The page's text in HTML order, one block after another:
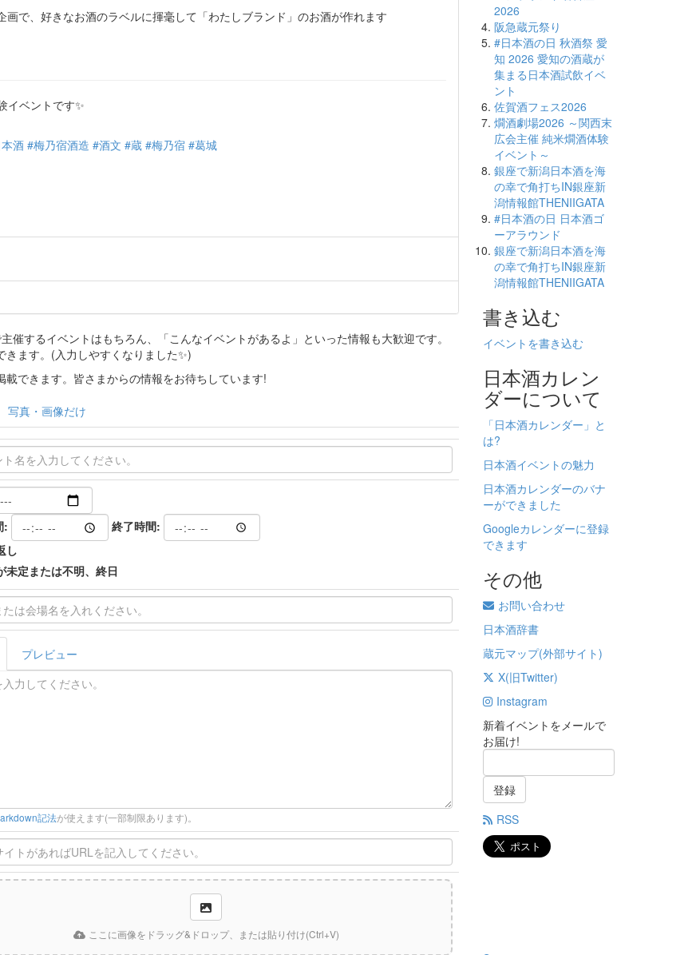
で、好きなお酒のラベルに揮毫して「わたしブランド」のお酒が作れます
イベントです✨
酒#梅乃宿酒造 #酒文 #蔵 #梅乃宿 #葛城
催するイベントはもちろん、「こんなイベントがあるよ」といった情報も大歓迎です。
ます。(入力しやすくなりました✨)
できます。皆さまからの情報をお待ちしています!
写真・画像だけ
:
終了時間:
し
未定または不明、終日
プレビュー
記法が使えます(一部制限あります)。
ここに画像をドラッグ&ドロップ、または貼り付け(Ctrl+V)
2026
阪急蔵元祭り
#日本酒の日 秋酒祭 愛
知 2026 愛知の酒蔵が
集まる日本酒試飲イベ
ント
佐賀酒フェス2026
燗酒劇場2026 ～関西末
広会主催 純米燗酒体験
イベント～
銀座で新潟日本酒を海
の幸で角打ちIN銀座新
潟情報館THENIIGATA
#日本酒の日 日本酒ゴ
ーアラウンド
銀座で新潟日本酒を海
の幸で角打ちIN銀座新
潟情報館THENIIGATA
書き込む
イベントを書き込む
日本酒カレン
ダーについて
「日本酒カレンダー」と
は?
日本酒イベントの魅力
日本酒カレンダーのバナ
ーができました
Googleカレンダーに登録
できます
その他
お問い合わせ
日本酒辞書
蔵元マップ(外部サイト)
X(旧Twitter)
Instagram
新着イベントをメールで
お届け!
登録
RSS